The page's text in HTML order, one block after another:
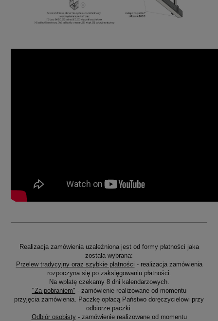
Realizacja zamówienia uzależniona jest od formy płatności jaka
została wybrana:
Przelew tradycyjny oraz szybkie płatności - realizacja zamówienia
rozpoczyna się po zaksięgowaniu płatności.
Na wpłatę czekamy 8 dni kalendarzowych.
"Za pobraniem" - zamówienie realizowane od momentu
przyjęcia zamówienia. Paczkę opłacą Państwo doręczycielowi przy
odbiorze paczki.
Odbiór osobisty- zamówienie realizowane od momentu